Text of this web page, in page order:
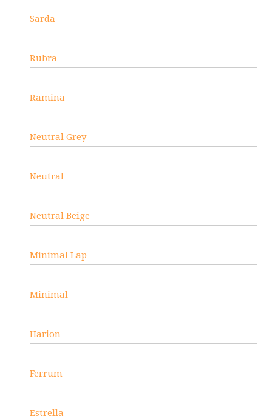
Sarda
Rubra
Ramina
Neutral Grey
Neutral
Neutral Beige
Minimal Lap
Minimal
Harion
Ferrum
Estrella